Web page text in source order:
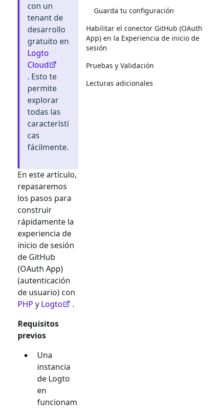
con un
tenant de
desarrollo
gratuito en
Logto
Cloud
. Esto te
permite
explorar
todas las
característi
cas
fácilmente.
En este artículo,
repasaremos
los pasos para
construir
rápidamente la
experiencia de
inicio de sesión
de GitHub
(OAuth App)
(autenticación
de usuario) con
PHP y Logto
.
Requisitos
previos
Una
instancia
de Logto
en
funcionam
Guarda tu configuración
Habilitar el conector GitHub (OAuth
App) en la Experiencia de inicio de
sesión
Pruebas y Validación
Lecturas adicionales